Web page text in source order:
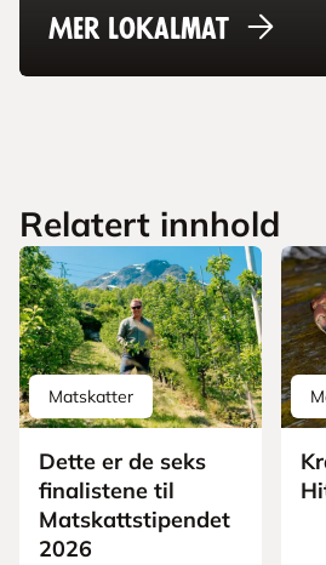
Mer lokalmat
Relatert innhold
Matskatter
Dette er de seks
finalistene til
Matskattstipendet
2026